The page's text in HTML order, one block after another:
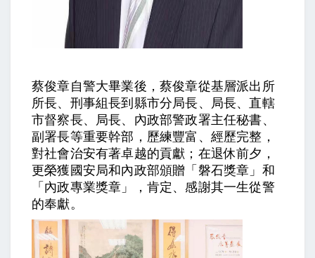
蔡俊章自警大畢業後，蔡俊章從基層派出所
所長、刑事組長到縣市分局長、局長、直轄
市督察長、局長、內政部警政署主任秘書、
副署長等重要幹部，歷練豐富、經歷完整，
對社會治安有著卓越的貢獻；在退休前夕，
更榮獲國安局和內政部頒贈「磐石獎章」和
「內政專業獎章」，肯定、感謝其一生從警
的奉獻。